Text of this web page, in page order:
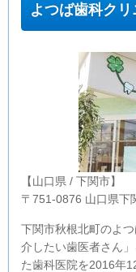
よつば歯科クリ
【山口県 / 下関市】
〒751-0876 山口県下
下関市秋根北町のよ
介したい歯医者さん
た歯科医院を2016年